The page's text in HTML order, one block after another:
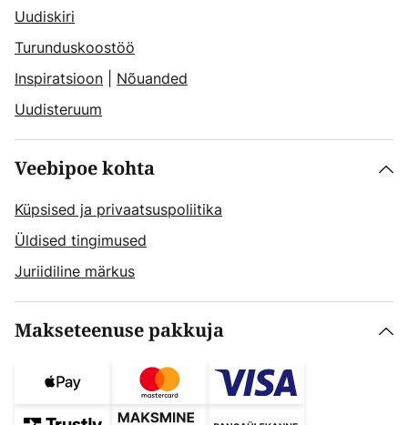
Uudiskiri
Turunduskoostöö
Inspiratsioon
Nõuanded
Uudisteruum
Veebipoe kohta
Küpsised ja privaatsuspoliitika
Üldised tingimused
Juriidiline märkus
Makseteenuse pakkuja